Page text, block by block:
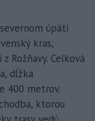
úpätí
kras,
Rožňavy. Celková
dĺžka
400 metrov.
ktorou